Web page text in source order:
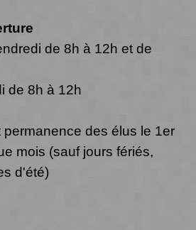
de 8h à 12h et de
de 8h à 12h
permanence des élus le 1er
mois (sauf jours fériés,
d'été)